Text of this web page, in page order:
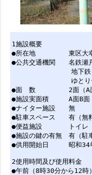
1施
●所在地
●公共交通機関 名
地下鉄「砂
ゆとりーとライ
●面 数 2面
●施設実面積 A
●ナイ
●駐車スペース 有
●便益
●施設の鍵
●供用開始
2使用時
●午前（8時